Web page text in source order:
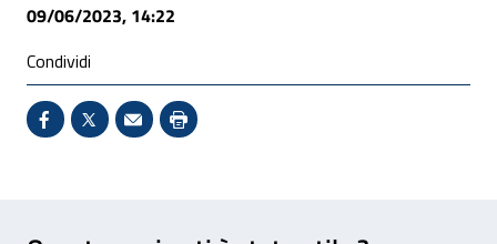
09/06/2023, 14:22
Condividi
Condividi su Facebook - Sito esterno - Apertura in
X - Sito esterno - Apertura in nuova finestra
Invio Mail: apre il programma di posta
Stampa pagina: scelta meno